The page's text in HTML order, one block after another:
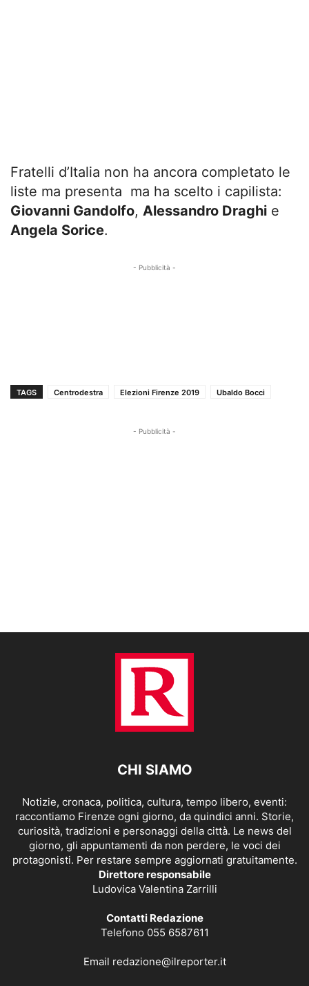
Fratelli d’Italia non ha ancora completato le
liste ma presenta ma ha scelto i capilista:
Giovanni Gandolfo, Alessandro Draghi e
Angela Sorice.
- Pubblicità -
TAGS Centrodestra Elezioni Firenze 2019 Ubaldo Bocci
- Pubblicità -
CHI SIAMO
Notizie, cronaca, politica, cultura, tempo libero, eventi:
raccontiamo Firenze ogni giorno, da quindici anni. Storie,
curiosità, tradizioni e personaggi della città. Le news del
giorno, gli appuntamenti da non perdere, le voci dei
protagonisti. Per restare sempre aggiornati gratuitamente.
Direttore responsabile
Ludovica Valentina Zarrilli
Contatti Redazione
Telefono 055 6587611
Email redazione@ilreporter.it